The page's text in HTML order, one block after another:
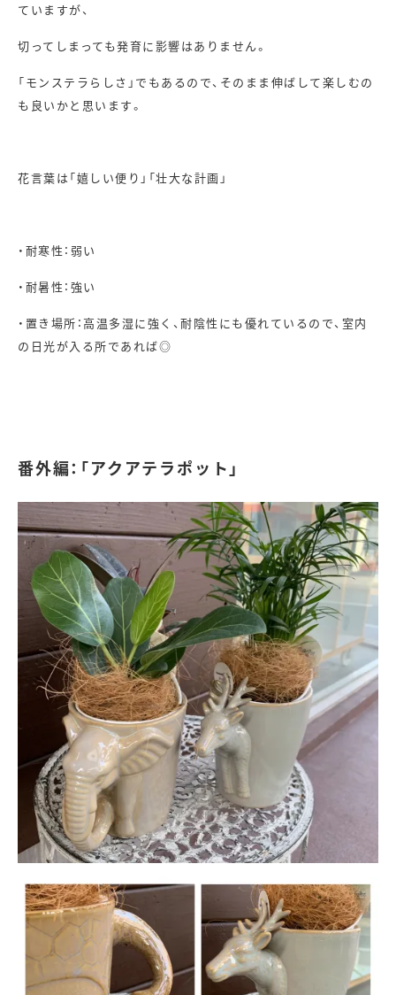
ていますが、
切ってしまっても発育に影響はありません。
「モンステラらしさ」でもあるので、そのまま伸ばして楽しむの
も良いかと思います。
花言葉は「嬉しい便り」「壮大な計画」
・耐寒性：弱い
・耐暑性：強い
・置き場所：高温多湿に強く、耐陰性にも優れているので、室内
の日光が入る所であれば◎
番外編：「アクアテラポット」